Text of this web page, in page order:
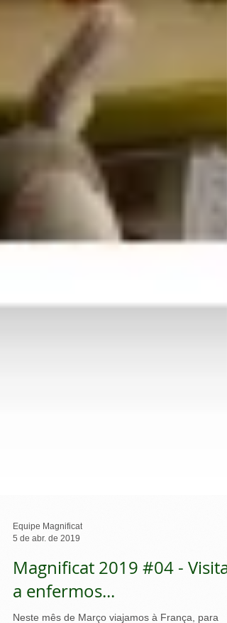
5 de abr. de 2019
Magnificat 2019 #04 - Visita
a enfermos...